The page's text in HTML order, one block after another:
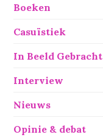
Boeken
Casuïstiek
In Beeld Gebracht
Interview
Nieuws
Opinie & debat